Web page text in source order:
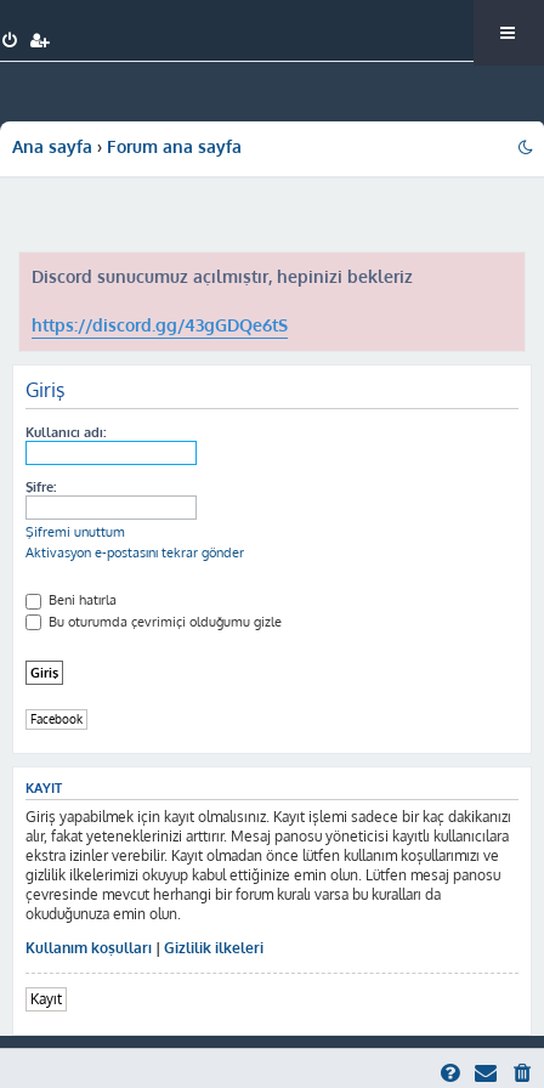
Ana sayfa Forum ana sayfa
Discord sunucumuz açılmıştır, hepinizi bekleriz
https://discord.gg/43gGDQe6tS
Giriş
Kullanıcı adı:
Şifre:
Şifremi unuttum
Aktivasyon e-postasını tekrar gönder
Beni hatırla
Bu oturumda çevrimiçi olduğumu gizle
Facebook
KAYIT
Giriş yapabilmek için kayıt olmalısınız. Kayıt işlemi sadece bir kaç dakikanızı
alır, fakat yeteneklerinizi arttırır. Mesaj panosu yöneticisi kayıtlı kullanıcılara
ekstra izinler verebilir. Kayıt olmadan önce lütfen kullanım koşullarımızı ve
gizlilik ilkelerimizi okuyup kabul ettiğinize emin olun. Lütfen mesaj panosu
çevresinde mevcut herhangi bir forum kuralı varsa bu kuralları da
okuduğunuza emin olun.
Kullanım koşulları | Gizlilik ilkeleri
Kayıt